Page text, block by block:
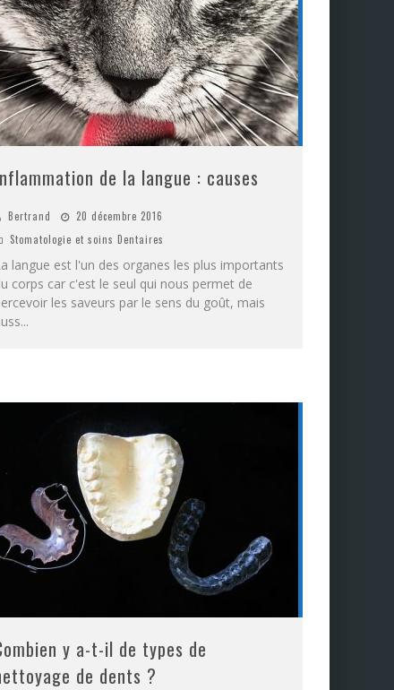
de la langue : causes
Bertrand
20 décembre 2016
Stomatologie et soins Dentaires
langue est l'un des organes les plus importants
corps car c'est le seul qui nous permet de
les saveurs par le sens du goût, mais
...
y a-t-il de types de
de dents ?